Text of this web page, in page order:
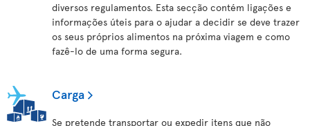
diversos regulamentos. Esta secção contém ligações e
informações úteis para o ajudar a decidir se deve trazer
os seus próprios alimentos na próxima viagem e como
fazê-lo de uma forma segura.
Carga
Se pretende transportar ou expedir itens que não